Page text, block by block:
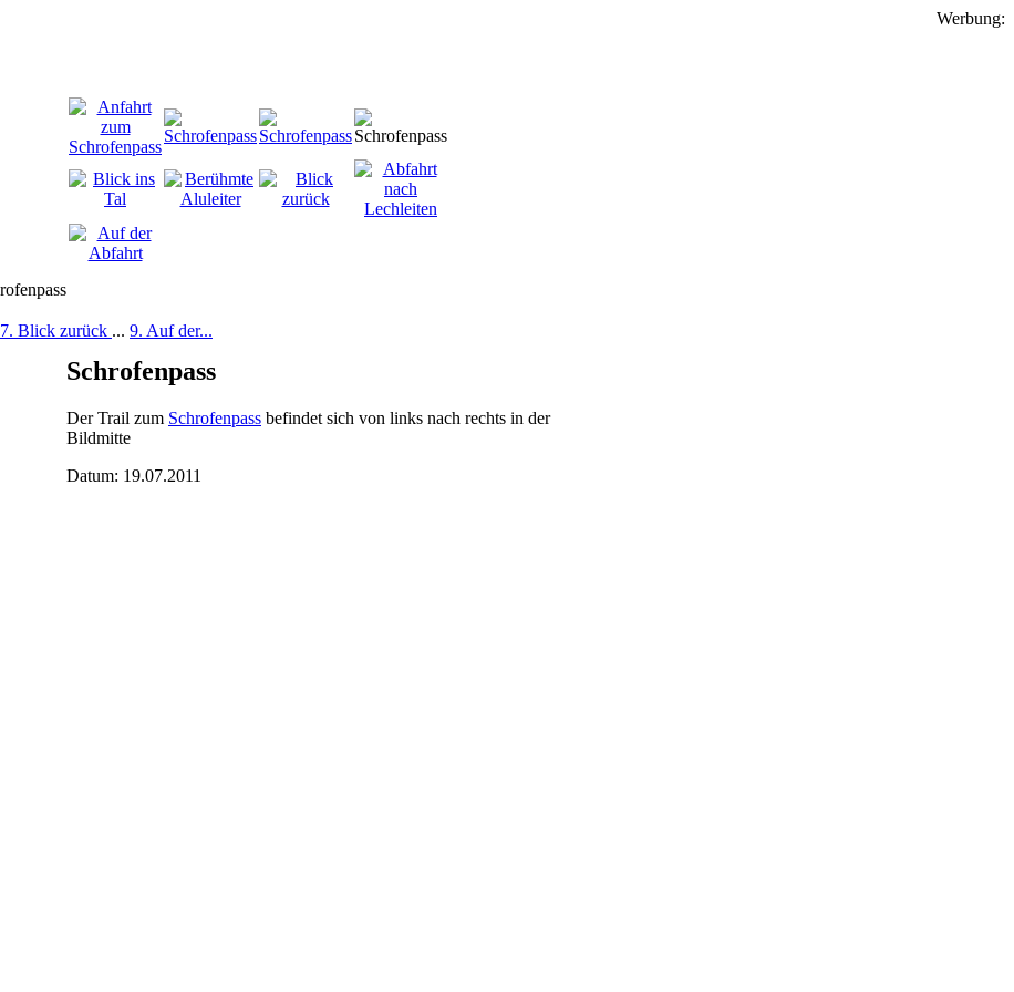
Werbung:
Schrofenpass
Der Trail zum Schrofenpass befindet sich von links nach rechts in der
Bildmitte
Datum: 19.07.2011
7. Blick zurück ... 9. Auf der...